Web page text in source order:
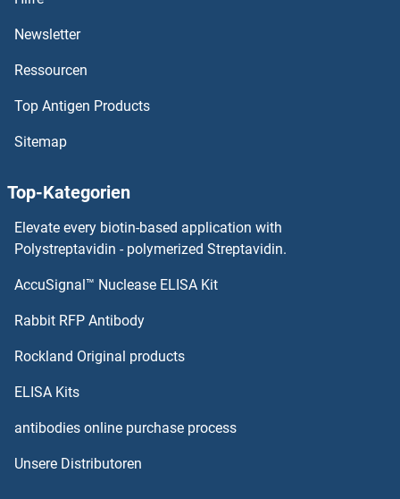
G Protein-Coupled Receptor 31 Antikörper
G Protein-Coupled Receptor 182 Antikörper
G Protein-Coupled Receptor 133 Antikörper
G Protein-Coupled Receptor 128 Antikörper
G Protein-Coupled Receptor 126 Antikörper
G Protein-Coupled Receptor 12 Antikörper
GABARAPL1 Antikörper
GABARAPL2 Antikörper
Newsletter
Ressourcen
Top Antigen Products
Sitemap
Top-Kategorien
Elevate every biotin-based application with
Polystreptavidin - polymerized Streptavidin.
AccuSignal™ Nuclease ELISA Kit
Rabbit RFP Antibody
Rockland Original products
ELISA Kits
antibodies online purchase process
Unsere Distributoren